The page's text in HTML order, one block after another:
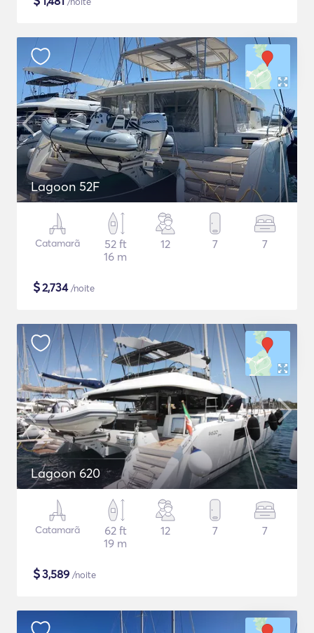
Lagoon 52F
Catamarã
52 ft
16 m
12 7 7
$2,734/noite
Lagoon 620
Catamarã
62 ft
19 m
12 7 7
$3,589 /noite